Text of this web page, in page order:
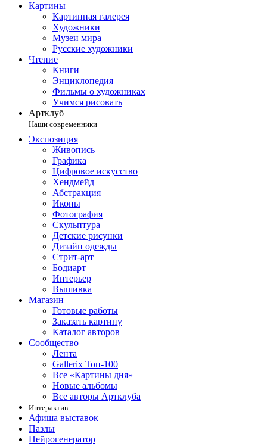
Картины
Картинная галерея
Художники
Музеи мира
Русские художники
Чтение
Книги
Энциклопедия
Фильмы о художниках
Учимся рисовать
Артклуб
Наши современники
Экспозиция
Живопись
Графика
Цифровое искусство
Хендмейд
Абстракция
Иконы
Фотография
Скульптура
Детские рисунки
Дизайн одежды
Стрит-арт
Бодиарт
Интерьер
Вышивка
Магазин
Готовые работы
Заказать картину
Каталог авторов
Сообщество
Лента
Gallerix Топ-100
Все «Картины дня»
Новые альбомы
Все авторы Артклуба
Интерактив
Афиша выставок
Пазлы
Нейрогенератор